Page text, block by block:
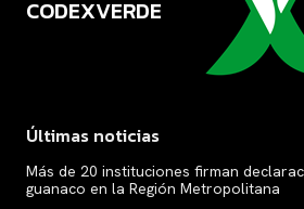
CODEXVERDE
Últimas noticias
Más de 20 instituciones firman
guanaco en la Región Metropolitana